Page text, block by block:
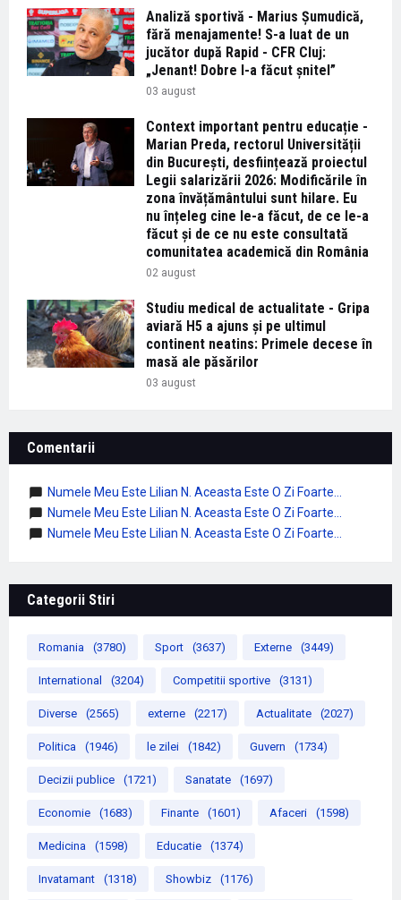
Analiză sportivă - Marius Șumudică,
fără menajamente! S-a luat de un
jucător după Rapid - CFR Cluj:
„Jenant! Dobre l-a făcut șnitel”
03 august
Context important pentru educație -
Marian Preda, rectorul Universității
din București, desființează proiectul
Legii salarizării 2026: Modificările în
zona învățământului sunt hilare. Eu
nu înțeleg cine le-a făcut, de ce le-a
făcut și de ce nu este consultată
comunitatea academică din România
02 august
Studiu medical de actualitate - Gripa
aviară H5 a ajuns și pe ultimul
continent neatins: Primele decese în
masă ale păsărilor
03 august
Comentarii
Numele Meu Este Lilian N. Aceasta Este O Zi Foarte...
Numele Meu Este Lilian N. Aceasta Este O Zi Foarte...
Numele Meu Este Lilian N. Aceasta Este O Zi Foarte...
Categorii Stiri
Romania (3780) Sport (3637) Externe (3449)
International (3204) Competitii sportive (3131)
Diverse (2565) externe (2217) Actualitate (2027)
Politica (1946) le zilei (1842) Guvern (1734)
Decizii publice (1721) Sanatate (1697)
Economie (1683) Finante (1601) Afaceri (1598)
Medicina (1598) Educatie (1374)
Invatamant (1318) Showbiz (1176)